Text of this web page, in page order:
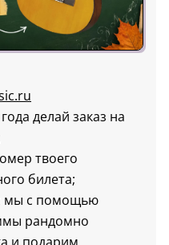
делай заказ на
твоего
билета;
мы с помощью
рандомно